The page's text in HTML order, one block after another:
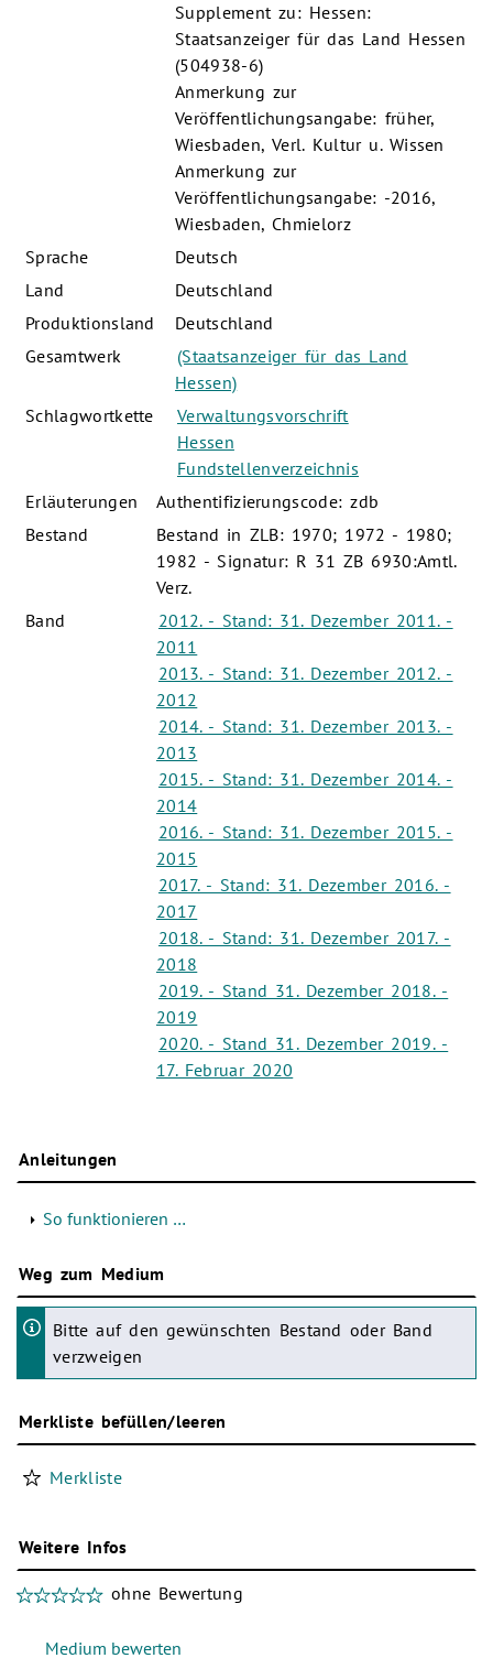
Supplement zu: Hessen:
Staatsanzeiger für das Land Hessen
(504938-6)
Anmerkung zur
Veröffentlichungsangabe: früher,
Wiesbaden, Verl. Kultur u. Wissen
Anmerkung zur
Veröffentlichungsangabe: -2016,
Wiesbaden, Chmielorz
Sprache
Deutsch
Land
Deutschland
Produktionsland
Deutschland
Gesamtwerk
(Staatsanzeiger für das Land
Hessen)
Schlagwortkette
Verwaltungsvorschrift
Hessen
Fundstellenverzeichnis
Erläuterungen
Authentifizierungscode: zdb
Bestand
Bestand in ZLB: 1970; 1972 - 1980;
1982 - Signatur: R 31 ZB 6930:Amtl.
Verz.
Band
2012. - Stand: 31. Dezember 2011. -
2011
2013. - Stand: 31. Dezember 2012. -
2012
2014. - Stand: 31. Dezember 2013. -
2013
2015. - Stand: 31. Dezember 2014. -
2014
2016. - Stand: 31. Dezember 2015. -
2015
2017. - Stand: 31. Dezember 2016. -
2017
2018. - Stand: 31. Dezember 2017. -
2018
2019. - Stand 31. Dezember 2018. -
2019
2020. - Stand 31. Dezember 2019. -
17. Februar 2020
Anleitungen
So funktionieren …
Weg zum Medium
Bitte auf den gewünschten Bestand oder Band
verzweigen
Merkliste befüllen/leeren
Merkliste
Weitere Infos
ohne Bewertung